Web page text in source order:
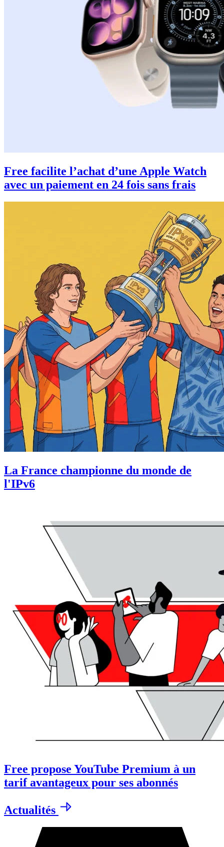
Free facilite l’achat d’une Apple Watch
avec un paiement en 24 fois sans frais
La France championne du monde de
l'IPv6
Free propose YouTube Premium à un
tarif avantageux pour ses abonnés
Actualités